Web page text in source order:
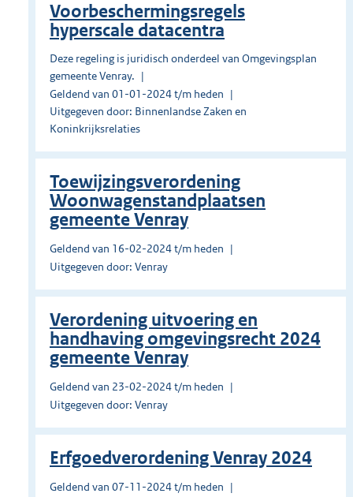
Voorbeschermingsregels
hyperscale datacentra
Deze regeling is juridisch onderdeel van Omgevingsplan
gemeente Venray.
Geldend van 01-01-2024 t/m heden
Uitgegeven door: Binnenlandse Zaken en
Koninkrijksrelaties
Toewijzingsverordening
Woonwagenstandplaatsen
gemeente Venray
Geldend van 16-02-2024 t/m heden
Uitgegeven door: Venray
Verordening uitvoering en
handhaving omgevingsrecht 2024
gemeente Venray
Geldend van 23-02-2024 t/m heden
Uitgegeven door: Venray
Erfgoedverordening Venray 2024
Geldend van 07-11-2024 t/m heden